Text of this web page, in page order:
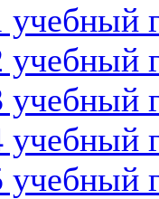
учебный
учебный
учебный
учебный
учебный